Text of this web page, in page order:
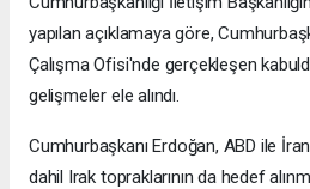
yapılan açıklamaya göre,
Çalışma Ofisi'nde gerçekleşen
gelişmeler ele alındı.
Cumhurbaşkanı Erdoğan, ABD ile
dahil Irak topraklarının da hedef